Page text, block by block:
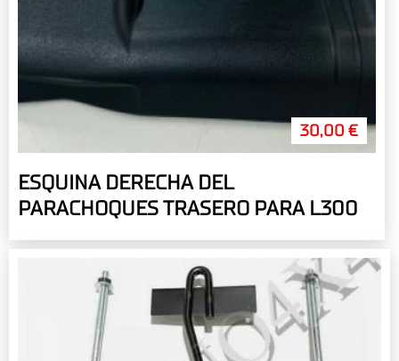
30,00 €
ESQUINA DERECHA DEL
PARACHOQUES TRASERO PARA L300